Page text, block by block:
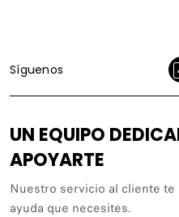
Síguenos
UN EQUIPO
APOYARTE
Nuestro servicio al cliente
ayuda que necesites.